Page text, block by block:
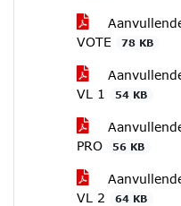
VOTE
78 KB
VL 1
54 KB
PRO
56 KB
VL 2
64 KB